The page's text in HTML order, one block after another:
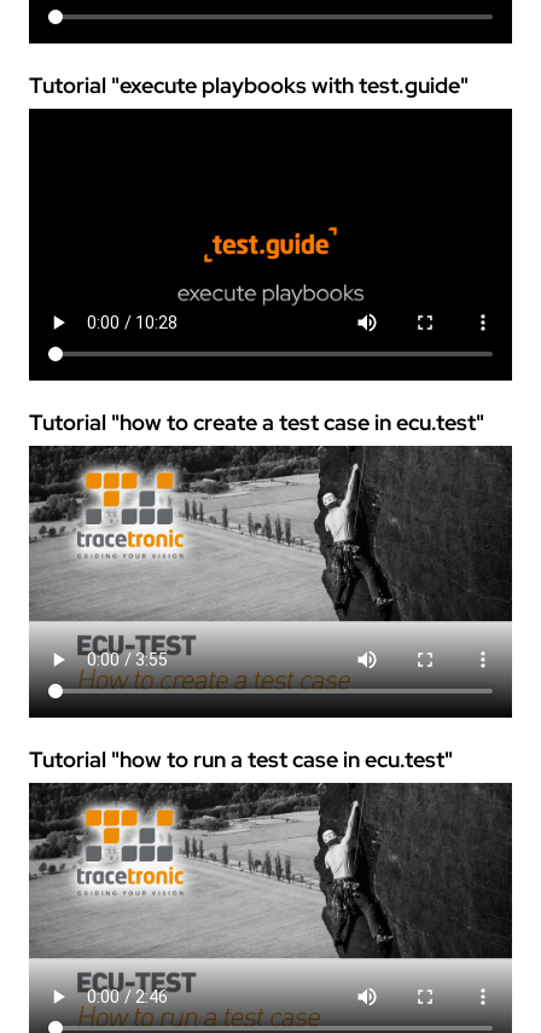
Tutorial "execute playbooks withtest.guide"
Tutorial "how to create a test case inecu.test"
Tutorial "how to run a test case inecu.test"